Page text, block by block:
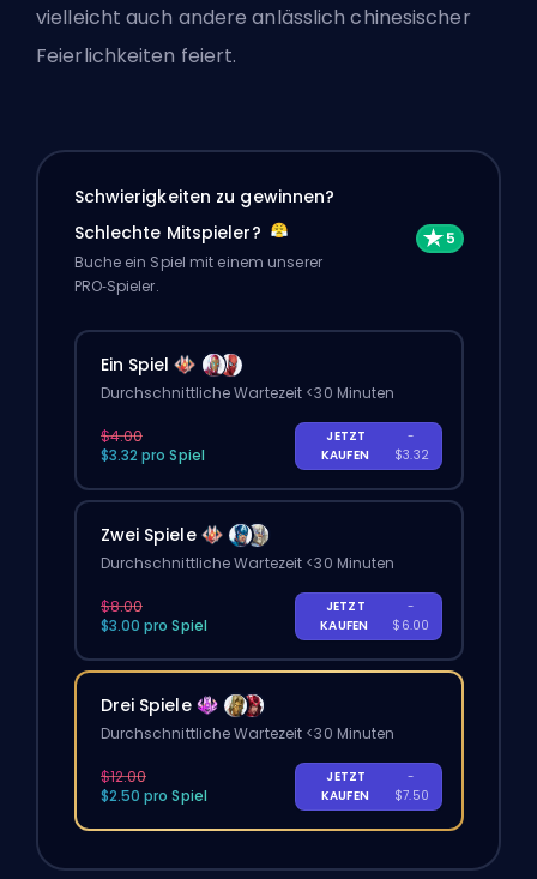
vielleicht auch andere anlässlich chinesischer
Feierlichkeiten feiert.
Schwierigkeiten zu gewinnen?
Schlechte Mitspieler?
Buche ein Spiel mit einem unserer
PRO‑Spieler.
Ein Spiel
Durchschnittliche Wartezeit <30 Minuten
$4.00
$3.32 pro Spiel
JETZT
KAUFEN
-
$3.32
Zwei Spiele
Durchschnittliche Wartezeit <30 Minuten
$8.00
$3.00 pro Spiel
JETZT
KAUFEN
-
$6.00
Drei Spiele
Durchschnittliche Wartezeit <30 Minuten
$12.00
$2.50 pro Spiel
JETZT
KAUFEN
-
$7.50